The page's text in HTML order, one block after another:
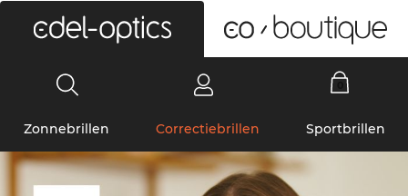
Zonnebrillen Correctiebrillen Sportbrillen